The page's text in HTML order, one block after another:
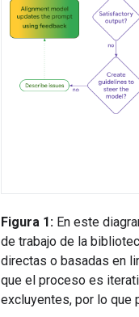
Figura 1: En este
de trabajo de la
directas o basadas en
que el proceso es
excluyentes, por lo que